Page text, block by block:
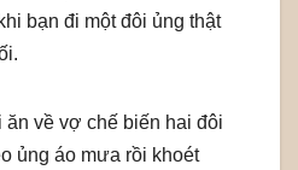
bạn đi một đôi ủng thật
về vợ chế biến hai đôi
ủng áo mưa rồi khoét